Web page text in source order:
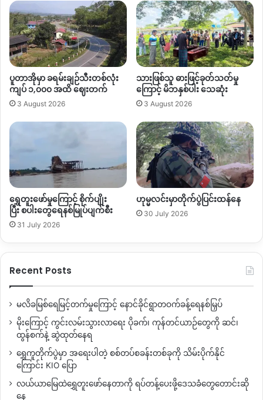
KIA မှ ပိတ်ဆို့တိုက်ခိုက်ရာမှာ စတင်ခဲ့ခြင်း ဖြစ်သည်။
Copy URL
ပူတာအိုမှာ ခရမ်းချဉ်သီးတစ်လုံး
ကျပ် ၁,၀၀၀ အထိ ဈေးတက်
3 August 2026
သားဖြစ်သူ ဓားဖြင့်ခုတ်သတ်မှု
ကြောင့် မိဘနှစ်ပါး သေဆုံး
3 August 2026
ရွှေတူးဖော်မှုကြောင့် စိုက်ပျိုး
ပြီး စပါးတွေရေနစ်မြုပ်ပျက်စီး
31 July 2026
ဟုမ္မလင်းမှာတိုက်ပွဲပြင်းထန်နေ
30 July 2026
Recent Posts
မလိခမြစ်ရေမြင့်တက်မှုကြောင့် နောင်ခိုင်ရွာတဝက်ခန့်ရေနစ်မြှပ်
မိုးကြောင့် ကွင်းလမ်းသွားလာရေး ပိုခက်၊ ကုန်တင်ယာဉ်တွေကို ဆင်၊
ထွန်စက်နဲ့ ဆွဲထုတ်နေရ
ရွှေကူတိုက်ပွဲမှာ အရေးပါတဲ့ စစ်တပ်စခန်းတစ်ခုကို သိမ်းပိုက်နိုင်
ကြောင်း KIO ပြော
လယ်ယာမြေထဲရွှေတူးဖော်နေတာကို ရပ်တန့်ပေးဖို့ဒေသခံတွေတောင်းဆို
နေ